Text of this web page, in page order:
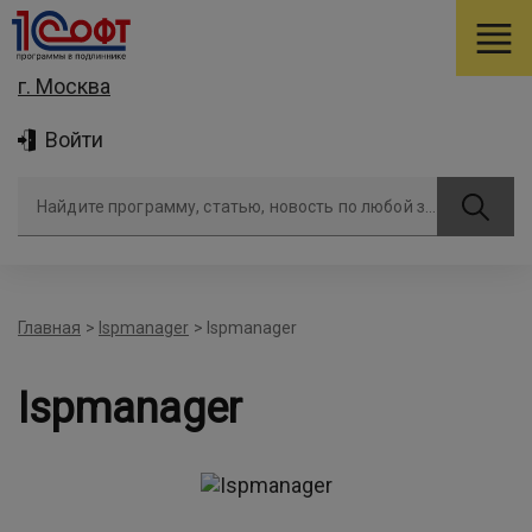
г. Москва
Войти
Главная > Ispmanager > Ispmanager
Ispmanager